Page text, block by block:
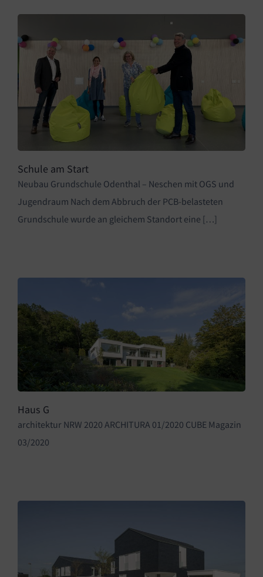
Schule am Start
Neubau Grundschule Odenthal – Neschen mit OGS und
Jugendraum Nach dem Abbruch der PCB-belasteten
Grundschule wurde an gleichem Standort eine […]
Haus G
architektur NRW 2020 ARCHITURA 01/2020 CUBE Magazin
03/2020